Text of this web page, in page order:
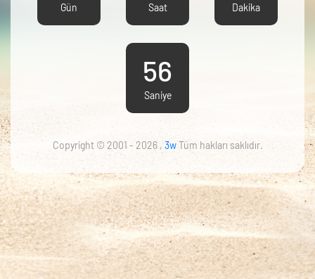
Gün Saat Dakika
55
Saniye
Copyright © 2001 - 2026, 3wTüm hakları saklıdır.